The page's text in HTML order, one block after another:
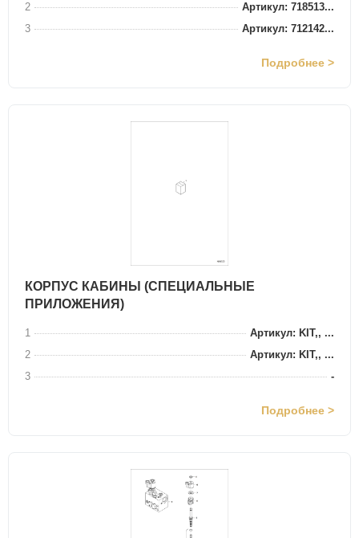
2
Артикул: 718513...
3
Артикул: 712142...
Подробнее >
КОРПУС КАБИНЫ (СПЕЦИАЛЬНЫЕ
ПРИЛОЖЕНИЯ)
1
Артикул: KIT,, ...
2
Артикул: KIT,, ...
3
-
Подробнее >